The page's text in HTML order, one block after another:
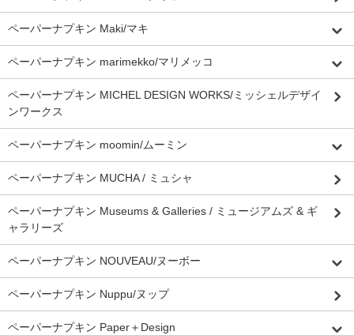
ペーパーナプキン Maki/マキ
ペーパーナプキン marimekko/マリメッコ
ペーパーナプキン MICHEL DESIGN WORKS/ミッシェルデザイ
ンワークス
ペーパーナプキン moomin/ムーミン
ペーパーナプキン MUCHA / ミュシャ
ペーパーナプキン Museums & Galleries / ミュージアムズ & ギ
ャラリーズ
ペーパーナプキン NOUVEAU/ヌーボー
ペーパーナプキン Nuppu/ヌップ
ペーパーナプキン Paper＋Design